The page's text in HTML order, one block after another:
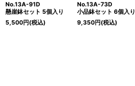
No.13A-91D
懸崖鉢セット 5個入り
5,500円(税込)
No.13A-73D
小品鉢セット 6個入り
9,350円(税込)